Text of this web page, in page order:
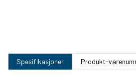
Spesifikasjoner Produkt-